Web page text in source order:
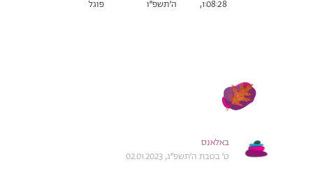
1:08:28, ה׳תשפ״ו פוגל
באלאנס
ט׳ בטבת ה׳תשפ״ג, 02.01.2023